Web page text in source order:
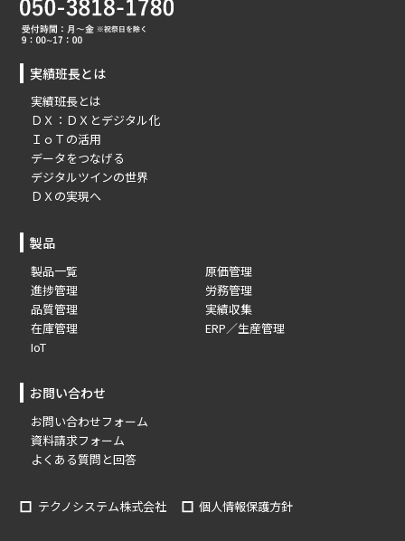
実績班長とは
実績班長とは
ＤＸ：ＤＸとデジタル化
ＩｏＴの活用
データをつなげる
デジタルツインの世界
ＤＸの実現へ
製品
製品一覧
進捗管理
品質管理
在庫管理
IoT
原価管理
労務管理
実績収集
ERP／生産管理
お問い合わせ
お問い合わせフォーム
資料請求フォーム
よくある質問と回答
テクノシステム株式会社 個人情報保護方針